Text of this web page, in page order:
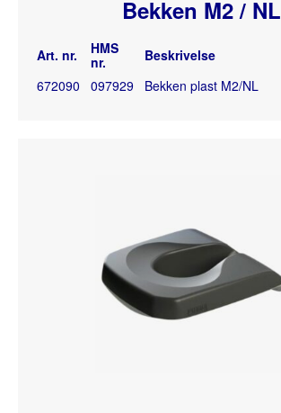
Bekken M2 / NL
Art. nr.
HMS
nr.
Beskrivelse
672090
097929 Bekken plast M2/NL